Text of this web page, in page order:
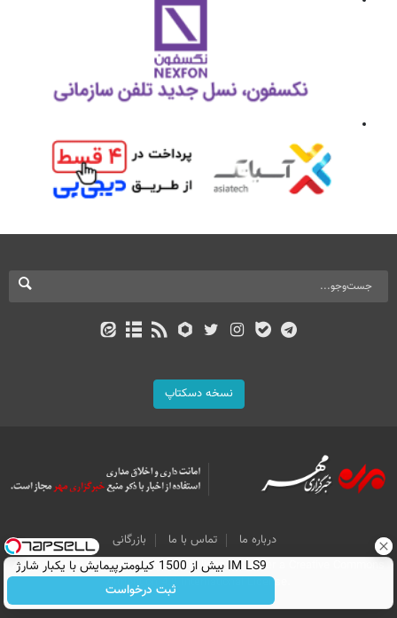
نسخه دسکتاپ
درباره ما تماس با ما
بازرگانی
All Content by Mehr News Agency is licensed under a Creative Commons
Attribution 4.0 International License.
IM LS9 بیش از 1500 کیلومترپیمایش با یکبار شارژ
ثبت درخواست